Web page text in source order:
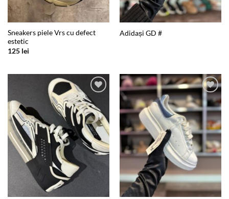
Sneakers piele Vrs cu defect
estetic
125 lei
Adidași GD #
Add to
wishlist
Add to
wishlist